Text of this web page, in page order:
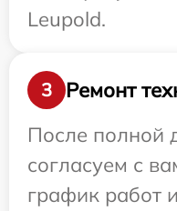
Leupold.
3
Ремонт
После полной
согласуем с
график работ